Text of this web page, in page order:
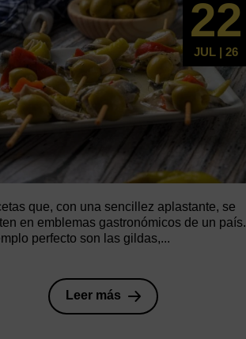
22
JUL | 26
que, con una sencillez aplastante, se
en emblemas gastronómicos de un país.
perfecto son las gildas,...
Leer más